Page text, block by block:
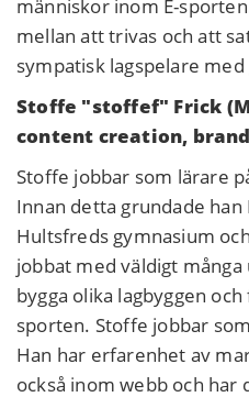
människor inom E-
mellan att trivas och att
sympatisk lagspelare
Stoffe "stoffef" Frick
content creation,
Stoffe jobbar som lärare
Innan detta grundade
Hultsfreds gymnasium
jobbat med väldigt
bygga olika lagbyggen
sporten. Stoffe jobbar
Han har erfarenhet av
också inom webb och